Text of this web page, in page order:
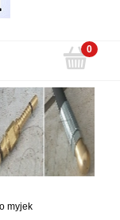
myjek